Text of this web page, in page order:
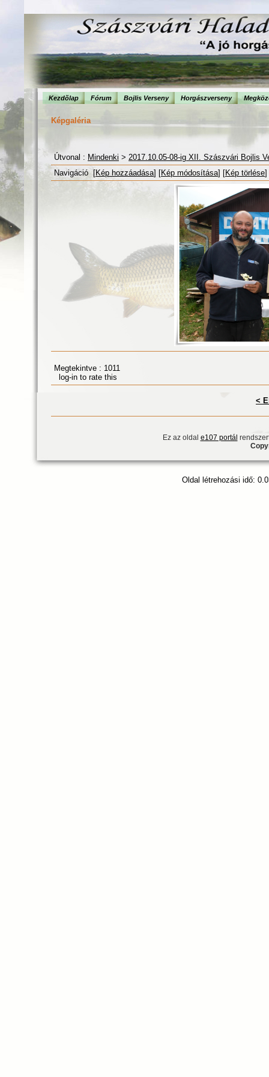
Kezdõlap Fórum Bojlis Verseny Horgászverseny
Képgaléria
Útvonal : Mindenki > 2017.10.05-08-ig XII. Szászvári Bojlis
Navigáció [Kép hozzáadása] [Kép módosítása] [Kép törlése]
Megtekintve : 1011
log-in to rate this
<
Ez az oldal e107 portál
Oldal létrehozási idő: